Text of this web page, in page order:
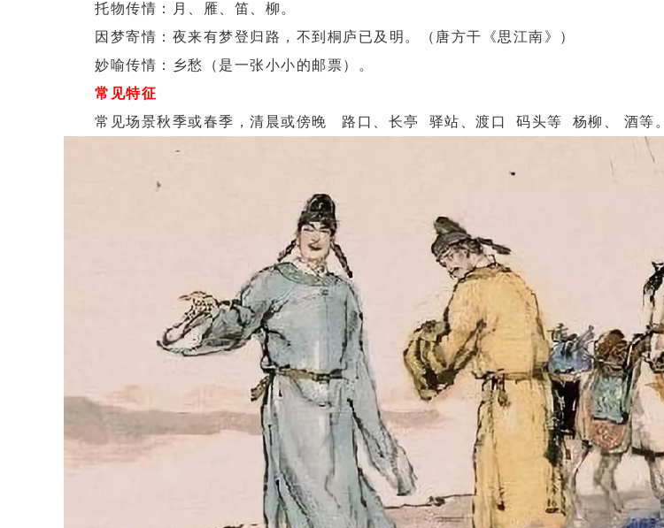
托物传情：月、雁、笛、柳。
因梦寄情：夜来有梦登归路，不到桐庐已及明。（唐方干《思江南》）
妙喻传情：乡愁（是一张小小的邮票）。
常见特征
常见场景秋季或春季，清晨或傍晚 路口、长亭 驿站、渡口 码头等 杨柳、 酒等。